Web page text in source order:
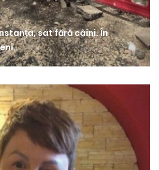
sat fără câini. În